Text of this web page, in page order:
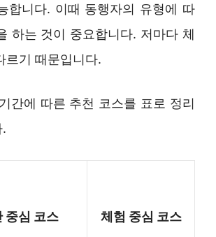
합니다. 이때 동행자의 유형에 따
하는 것이 중요합니다. 저마다 체
르기 때문입니다.
간에 따른 추천 코스를 표로 정리
중심 코스 체험 중심 코스